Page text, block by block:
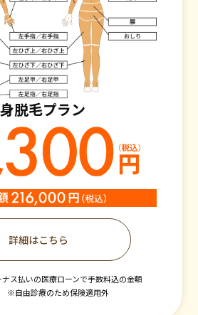
脱毛プラン
詳細はこちら
ス払いの医療ローンで手数料込の金額
※自由診療のため保険適用外